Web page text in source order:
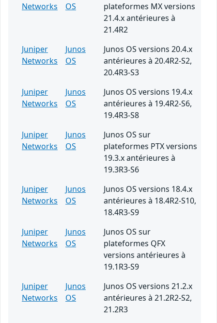
Networks
OS
plateformes MX versions
21.4.x antérieures à
21.4R2
Juniper
Networks
Junos
OS
Junos OS versions 20.4.x
antérieures à 20.4R2-S2,
20.4R3-S3
Juniper
Networks
Junos
OS
Junos OS versions 19.4.x
antérieures à 19.4R2-S6,
19.4R3-S8
Juniper
Networks
Junos
OS
Junos OS sur
plateformes PTX versions
19.3.x antérieures à
19.3R3-S6
Juniper
Networks
Junos
OS
Junos OS versions 18.4.x
antérieures à 18.4R2-S10,
18.4R3-S9
Juniper
Networks
Junos
OS
Junos OS sur
plateformes QFX
versions antérieures à
19.1R3-S9
Juniper
Networks
Junos
OS
Junos OS versions 21.2.x
antérieures à 21.2R2-S2,
21.2R3